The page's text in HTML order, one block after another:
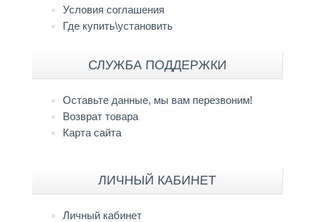
Условия соглашения
Где купить\установить
СЛУЖБА ПОДДЕРЖКИ
Оставьте данные, мы вам перезвоним!
Возврат товара
Карта сайта
ЛИЧНЫЙ КАБИНЕТ
Личный кабинет